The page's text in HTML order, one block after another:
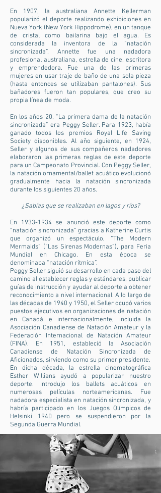
En 1907, la australiana Annette Kellerman
popularizó el deporte realizando exhibiciones en
Nueva York (New York Hippodrome), en un tanque
de cristal como bailarina bajo el agua. Es
considerada la inventora de la “natación
sincronizada”. Annette fue una nadadora
profesional australiana, estrella de cine, escritora
y emprendedora. Fue una de las primeras
mujeres en usar traje de baño de una sola pieza
(hasta entonces se utilizaban pantalones). Sus
bañadores fueron tan populares, que creo su
propia línea de moda.
En los años 20, “La primera dama de la natación
sincronizada” era Peggy Seller. Para 1923, había
ganado todos los premios Royal Life Saving
Society disponibles. Al año siguiente, en 1924,
Seller y algunos de sus compañeros nadadores
elaboraron las primeras reglas de este deporte
para un Campeonato Provincial. Con Peggy Seller,
la natación ornamental/ballet acuático evolucionó
gradualmente hacia la natación sincronizada
durante los siguientes 20 años.
¿Sabías que se realizaban en lagos y ríos?
En 1933-1934 se anunció este deporte como
“natación sincronizada” gracias a Katherine Curtis
que organizó un espectáculo, “The Modern
Mermaids” (“Las Sirenas Modernas”), para Feria
Mundial en Chicago. En esta época se
denominaba “natación rítmica”.
Peggy Seller siguió su desarrollo en cada paso del
camino al establecer reglas y estándares, publicar
guías de instrucción y ayudar al deporte a obtener
reconocimiento a nivel internacional. A lo largo de
las décadas de 1940 y 1950, el Seller ocupó varios
puestos ejecutivos en organizaciones de natación
en Canadá e internacionalmente, incluida la
Asociación Canadiense de Natación Amateur y la
Federación Internacional de Natación Amateur
(FINA). En 1951, estableció la Asociación
Canadiense de Natación Sincronizada de
Aficionados, sirviendo como su primer presidente.
En dicha década, la estrella cinematográfica
Esther Willians ayudó a popularizar nuestro
deporte. Introdujo los ballets acuáticos en
numerosas películas norteamericanas. Fue
nadadora especialista en natación sincronizada, y
habría participado en los Juegos Olímpicos de
Helsinki 1940 pero se suspendieron por la
Segunda Guerra Mundial.